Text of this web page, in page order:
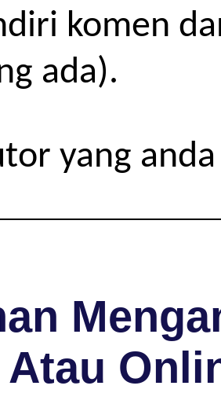
komen
ada).
yang
Atau